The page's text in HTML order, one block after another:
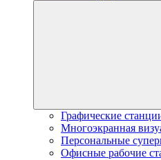
Графические
Многоэкранная
Персональные
Офисные рабочие